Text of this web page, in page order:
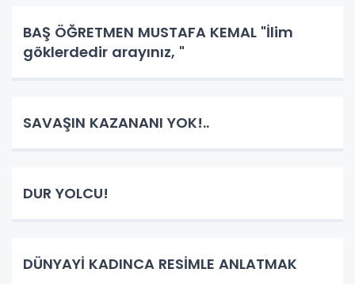
BAŞ ÖĞRETMEN MUSTAFA KEMAL "İlim
göklerdedir arayınız, "
SAVAŞIN KAZANANI YOK!..
DUR YOLCU!
DÜNYAYİ KADINCA RESİMLE ANLATMAK